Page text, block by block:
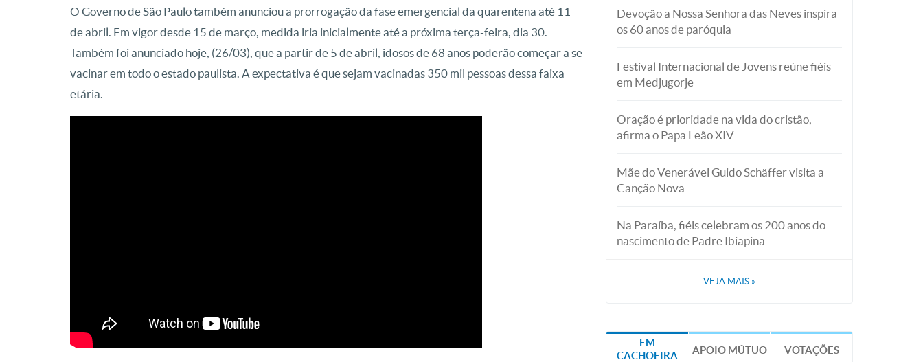
O Governo de São Paulo também anunciou a prorrogação da fase emergencial da quarentena até 11
de abril. Em vigor desde 15 de março, medida iria inicialmente até a próxima terça-feira, dia 30.
Também foi anunciado hoje, (26/03), que a partir de 5 de abril, idosos de 68 anos poderão começar a se
vacinar em todo o estado paulista. A expectativa é que sejam vacinadas 350 mil pessoas dessa faixa
etária.
Devoção a Nossa Senhora das Neves inspira
os 60 anos de paróquia
Festival Internacional de Jovens reúne fiéis
em Medjugorje
Oração é prioridade na vida do cristão,
afirma o Papa Leão XIV
Mãe do Venerável Guido Schäffer visita a
Canção Nova
Na Paraíba, fiéis celebram os 200 anos do
nascimento de Padre Ibiapina
VEJA MAIS »
EM
CACHOEIRA
APOIO MÚTUO VOTAÇÕES